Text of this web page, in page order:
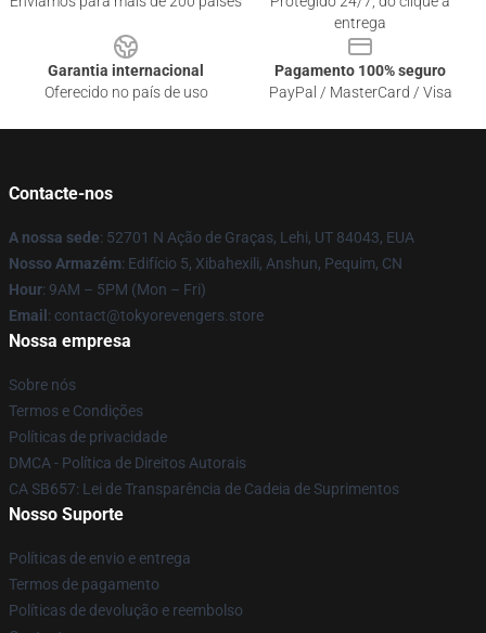
entrega
Garantia internacional
Oferecido no país de uso
Pagamento 100% seguro
PayPal / MasterCard / Visa
Contacte-nos
A nossa sede: 52701 N Ação de Graças, Lehi, UT 84043, EUA
Nosso Armazém: Edifício 5, Xibahexili, Anshun, Pequim, CN
Hour: 9AM – 5PM (Mon – Fri)
Email : contact@tokyorevengers.store
Nossa empresa
Sobre nós
Termos e Condições
Políticas de privacidade
DMCA - Política de Direitos Autorais
CA SB657: Lei de Transparência de Cadeia de Suprimentos
Nosso Suporte
Políticas de envio e entrega
Termos de pagamento
Políticas de devolução e reembolso